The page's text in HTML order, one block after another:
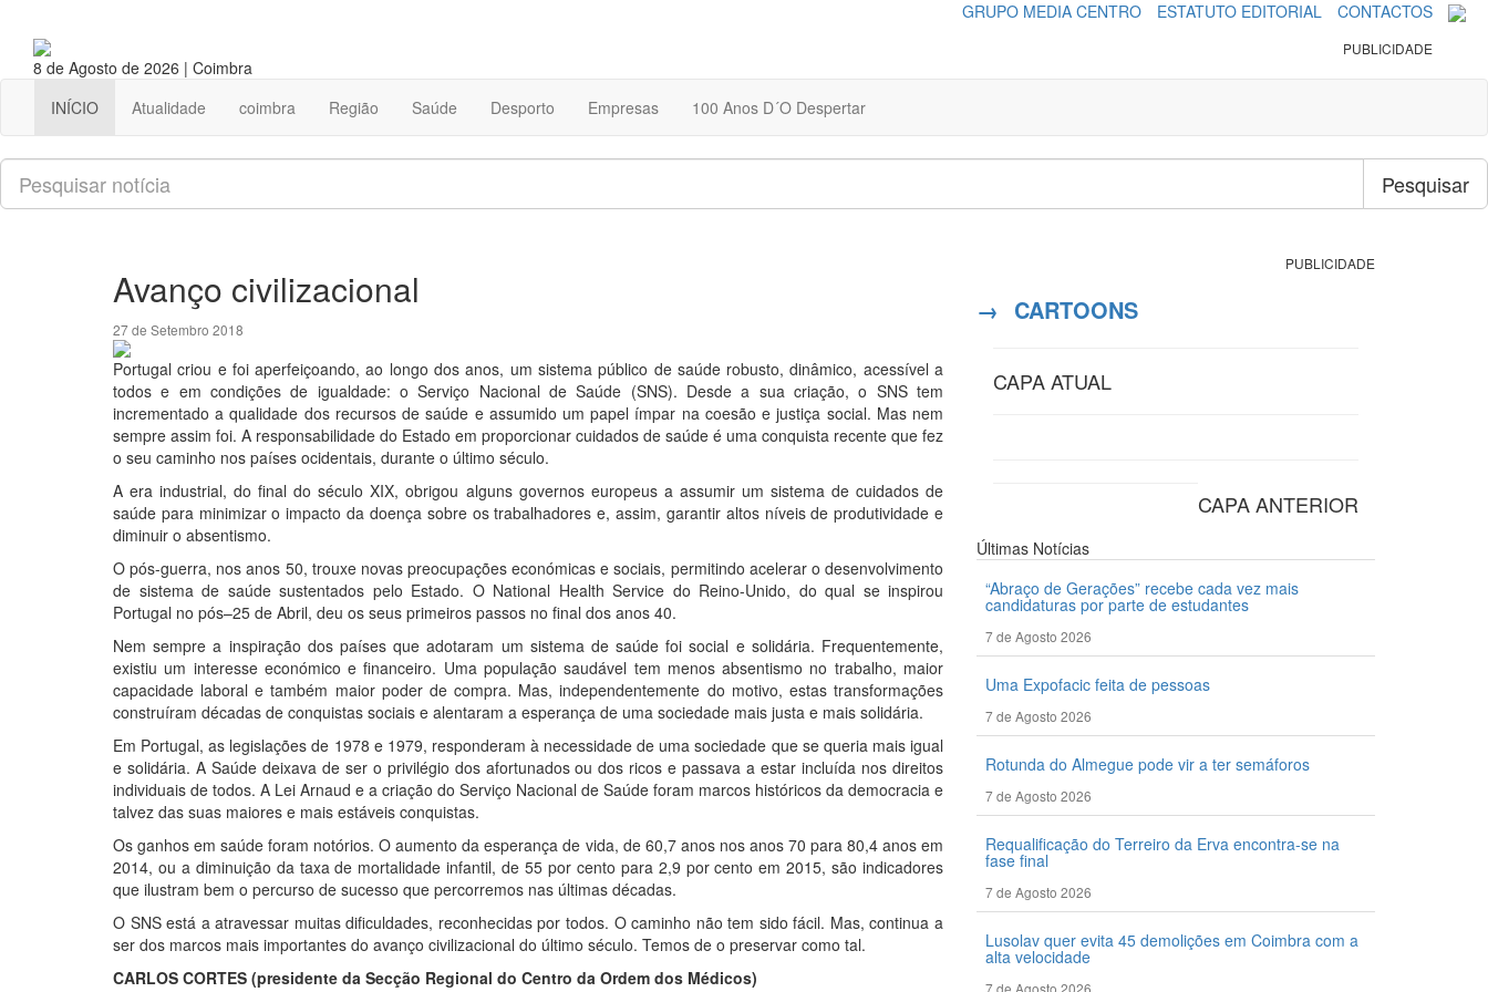
GRUPO MEDIA CENTRO ESTATUTO EDITORIAL CONTACTOS
8 de Agosto de 2026 | Coimbra
PUBLICIDADE
INÍCIO Atualidade coimbra Região Saúde Desporto Empresas 100 Anos D´O Despertar
Pesquisar
Pesquisar
Avanço civilizacional
27 de Setembro 2018
Portugal criou e foi aperfeiçoando, ao longo dos anos, um sistema público de saúde robusto, dinâmico, acessível a
todos e em condições de igualdade: o Serviço Nacional de Saúde (SNS). Desde a sua criação, o SNS tem
incrementado a qualidade dos recursos de saúde e assumido um papel ímpar na coesão e justiça social. Mas nem
sempre assim foi. A responsabilidade do Estado em proporcionar cuidados de saúde é uma conquista recente que fez
o seu caminho nos países ocidentais, durante o último século.
A era industrial, do final do século XIX, obrigou alguns governos europeus a assumir um sistema de cuidados de
saúde para minimizar o impacto da doença sobre os trabalhadores e, assim, garantir altos níveis de produtividade e
diminuir o absentismo.
O pós-guerra, nos anos 50, trouxe novas preocupações económicas e sociais, permitindo acelerar o desenvolvimento
de sistema de saúde sustentados pelo Estado. O National Health Service do Reino-Unido, do qual se inspirou
Portugal no pós–25 de Abril, deu os seus primeiros passos no final dos anos 40.
Nem sempre a inspiração dos países que adotaram um sistema de saúde foi social e solidária. Frequentemente,
existiu um interesse económico e financeiro. Uma população saudável tem menos absentismo no trabalho, maior
capacidade laboral e também maior poder de compra. Mas, independentemente do motivo, estas transformações
construíram décadas de conquistas sociais e alentaram a esperança de uma sociedade mais justa e mais solidária.
Em Portugal, as legislações de 1978 e 1979, responderam à necessidade de uma sociedade que se queria mais igual
e solidária. A Saúde deixava de ser o privilégio dos afortunados ou dos ricos e passava a estar incluída nos direitos
individuais de todos. A Lei Arnaud e a criação do Serviço Nacional de Saúde foram marcos históricos da democracia e
talvez das suas maiores e mais estáveis conquistas.
Os ganhos em saúde foram notórios. O aumento da esperança de vida, de 60,7 anos nos anos 70 para 80,4 anos em
2014, ou a diminuição da taxa de mortalidade infantil, de 55 por cento para 2,9 por cento em 2015, são indicadores
que ilustram bem o percurso de sucesso que percorremos nas últimas décadas.
O SNS está a atravessar muitas dificuldades, reconhecidas por todos. O caminho não tem sido fácil. Mas, continua a
ser dos marcos mais importantes do avanço civilizacional do último século. Temos de o preservar como tal.
CARLOS CORTES (presidente da Secção Regional do Centro da Ordem dos Médicos)
PUBLICIDADE
→ CARTOONS
CAPA ATUAL
CAPA ANTERIOR
Últimas Notícias
“Abraço de Gerações” recebe cada vez mais
candidaturas por parte de estudantes
7 de Agosto 2026
Uma Expofacic feita de pessoas
7 de Agosto 2026
Rotunda do Almegue pode vir a ter semáforos
7 de Agosto 2026
Requalificação do Terreiro da Erva encontra-se na
fase final
7 de Agosto 2026
Lusolav quer evita 45 demolições em Coimbra com a
alta velocidade
7 de Agosto 2026